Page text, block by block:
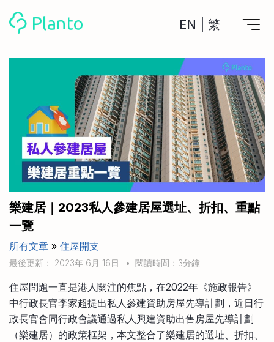
EN 繁
計劃買樓
計劃買樓第一步
全功能記賬
管理及分析所有戶口
管理MPF戶口
一次過管理所有強積金戶口
申請清卡數/私人貸款
CreFIT x Planto推廣優惠
私人貸款
年利率/APR/年息比較
投資戶口 (美股)
比較最抵美股投資戶口
投資戶口 (港股)
比較最抵港股投資戶口
月供股票計劃
比較最抵月供計劃戶口
比較定存利率
信用卡
比較各種最優惠信用卡
關於我們
Academy
Marketplace
其他網站
手機App與理財資訊
商業解決方案
樂建居｜2023私人參建居屋選址、折扣、重點
一覽
所有文章 » 住屋開支
最後更新： 2023年 6月 16日 • 閱讀時間：3分鐘
住屋問題一直是港人關注的焦點，在2022年《施政報告》
中行政長官李家超提出私人參建資助房屋先導計劃，近日行
政長官會同行政會議通過私人興建資助出售房屋先導計劃
（樂建居）的政策框架，本文整合了樂建居的選址、折扣、